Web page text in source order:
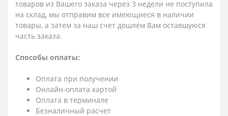
товаров из Вашего заказа через 3 недели не поступила
на склад, мы отправим все имеющиеся в наличии
товары, а затем за наш счет дошлем Вам оставшуюся
часть заказа.
Способы оплаты:
Оплата при получении
Онлайн-оплата картой
Оплата в терминале
Безналичный расчет